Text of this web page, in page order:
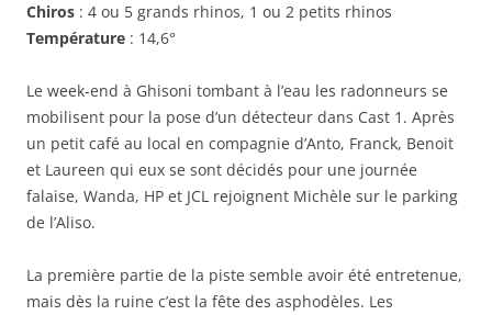
Chiros : 4 ou 5 grands rhinos, 1 ou 2 petits rhinos
Température : 14,6°
Le week-end à Ghisoni tombant à l’eau les radonneurs se
mobilisent pour la pose d’un détecteur dans Cast 1. Après
un petit café au local en compagnie d’Anto, Franck, Benoit
et Laureen qui eux se sont décidés pour une journée
falaise, Wanda, HP et JCL rejoignent Michèle sur le parking
de l’Aliso.
La première partie de la piste semble avoir été entretenue,
mais dès la ruine c’est la fête des asphodèles. Les